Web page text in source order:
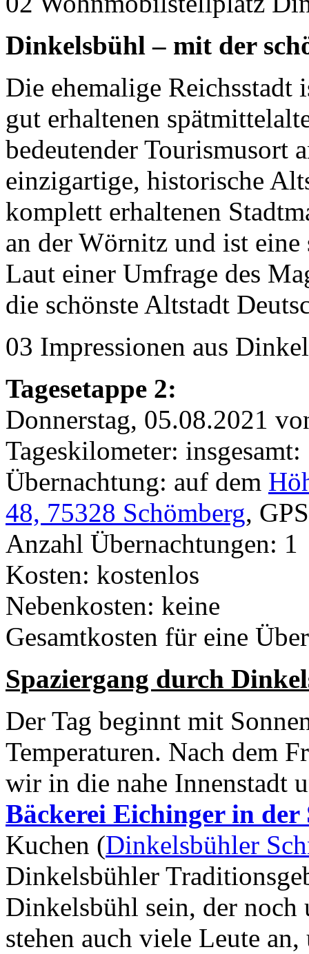
Dinkelsbühl – mit der
Die ehemalige Reichsstadt
gut erhaltenen
bedeutender Tourismusort
einzigartige, historische
komplett erhaltenen
an der Wörnitz und ist eine
Laut einer Umfrage des
die schönste Altstadt
03 Impressionen aus
Tagesetappe 2:
Donnerstag, 05.08.2021
Tageskilometer:
Übernachtung: auf dem
48, 75328 Schömberg,
Anzahl Übernachtungen: 1
Kosten: kostenlos
Nebenkosten: keine
Gesamtkosten für eine
Spaziergang durch
Der Tag beginnt mit
Temperaturen. Nach dem
wir in die nahe Innenstadt
Bäckerei Eichinger in der
Kuchen (Dinkelsbühler
Dinkelsbühler
Dinkelsbühl sein, der
stehen auch viele Leute